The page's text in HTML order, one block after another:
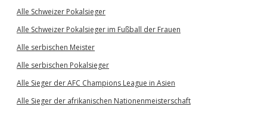
Alle Schweizer Pokalsieger
Alle Schweizer Pokalsieger im Fußball der Frauen
Alle serbischen Meister
Alle serbischen Pokalsieger
Alle Sieger der AFC Champions League in Asien
Alle Sieger der afrikanischen Nationenmeisterschaft